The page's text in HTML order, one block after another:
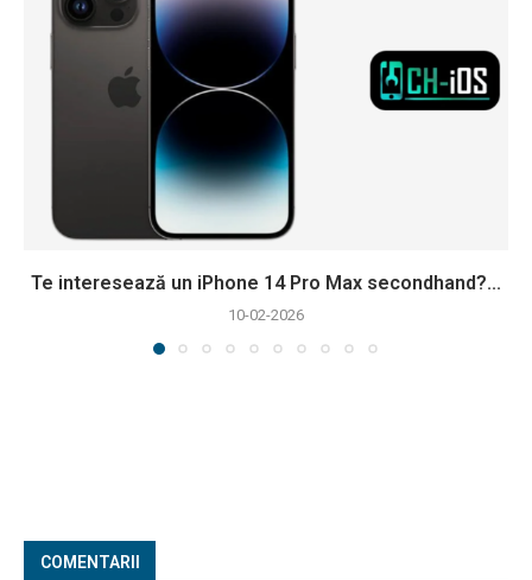
Te interesează un iPhone 14 Pro Max secondhand?...
10-02-2026
COMENTARII